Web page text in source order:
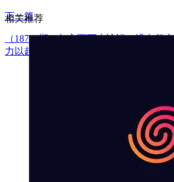
下一篇
（18723期）年入百万大访谈：没有凭
力以赴的坚守，8位创业者真实拆解逆风
相关推荐